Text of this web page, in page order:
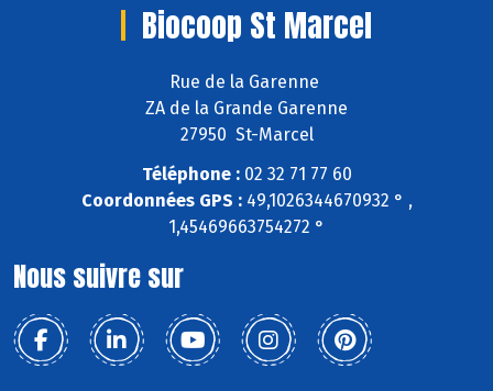
Biocoop St Marcel
Rue de la Garenne
ZA de la Grande Garenne
27950 St-Marcel
Téléphone :02 32 71 77 60
Coordonnées GPS :49,1026344670932 ° ,
1,45469663754272 °
Nous suivre sur